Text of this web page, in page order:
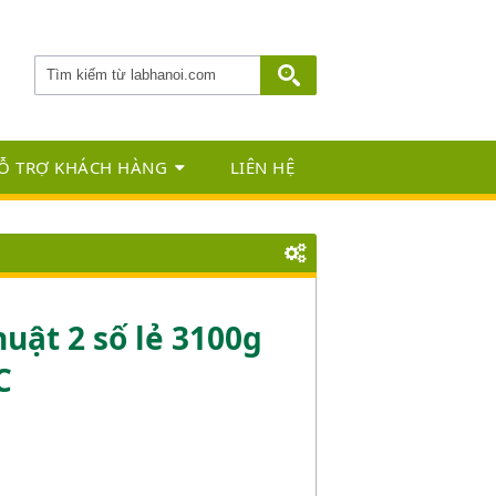
TRỢ KHÁCH HÀNG LIÊN HỆ
2 số lẻ 3100g